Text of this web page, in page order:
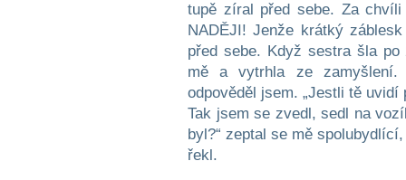
tupě zíral před sebe. Za
NADĚJI! Jenže krátký
před sebe. Když sestra šla
mě a vytrhla ze zamyšlení.
odpověděl jsem. „Jestli tě uvidí
Tak jsem se zvedl, sedl na
byl?“ zeptal se mě
řekl.